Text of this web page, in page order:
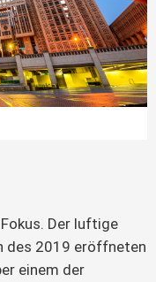
Der luftige
des 2019 eröffneten
einem der